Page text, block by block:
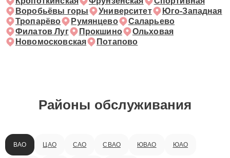
Воробьёвы горы
Университет
Юго-Западная
Тропарёво
Румянцево
Саларьево
Филатов Луг
Прокшино
Ольховая
Новомосковская
Потапово
Районы обслуживания
ВАО ЦАО САО СВАО ЮВАО ЮАО